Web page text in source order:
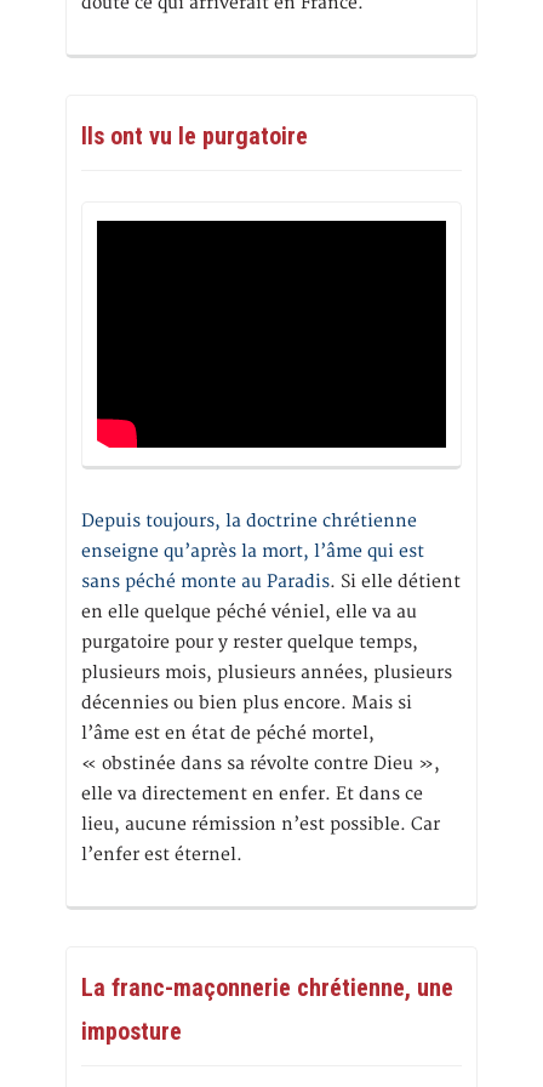
Ils ont vu le purgatoire
Depuis toujours, la doctrine chrétienne
enseigne qu’après la mort, l’âme qui est
sans péché monte au Paradis. Si elle détient
en elle quelque péché véniel, elle va au
purgatoire pour y rester quelque temps,
plusieurs mois, plusieurs années, plusieurs
décennies ou bien plus encore. Mais si
l’âme est en état de péché mortel,
« obstinée dans sa révolte contre Dieu »,
elle va directement en enfer. Et dans ce
lieu, aucune rémission n’est possible. Car
l’enfer est éternel.
La franc-maçonnerie chrétienne, une
imposture